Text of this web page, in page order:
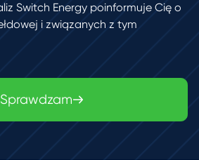
Switch Energy poinformuje Cię o
i związanych z tym
Sprawdzam